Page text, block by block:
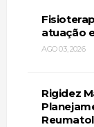
atuação
AGO 03, 2026
Rigidez